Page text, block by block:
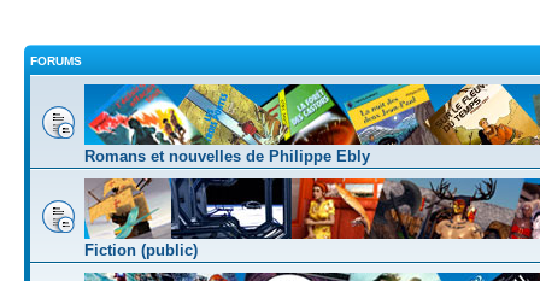
FORUMS
Romans et nouvelles de Philippe Ebly
Fiction (public)